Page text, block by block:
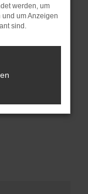
werden, um
um Anzeigen
sind.